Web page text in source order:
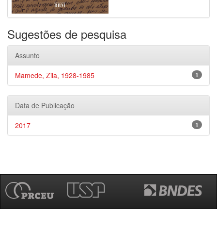
Sugestões de pesquisa
Assunto
1
Mamede, Zila, 1928-1985
Data de Publicação
1
2017